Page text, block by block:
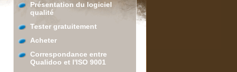
Présentation du logiciel
qualité
Tester gratuitement
Acheter
Correspondance entre
Qualidoo et l'ISO 9001